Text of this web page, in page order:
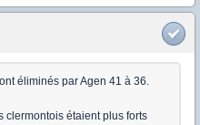
éliminés par Agen 41 à 36.
clermontois étaient plus forts